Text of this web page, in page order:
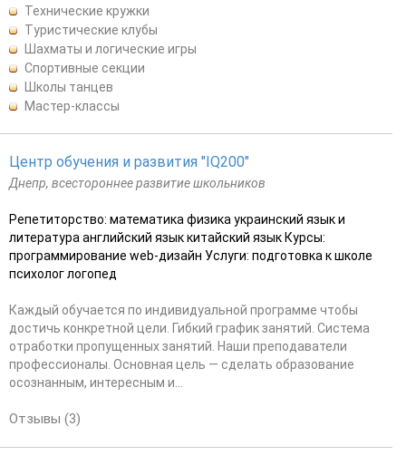
Технические кружки
Туристические клубы
Шахматы и логические игры
Спортивные секции
Школы танцев
Мастер-классы
Центр обучения и развития "IQ200"
Днепр, всестороннее развитие школьников
Репетиторство: математика физика украинский язык и
литература английский язык китайский язык Курсы:
программирование web-дизайн Услуги: подготовка к школе
психолог логопед
Каждый обучается по индивидуальной программе чтобы
достичь конкретной цели. Гибкий график занятий. Система
отработки пропущенных занятий. Наши преподаватели
профессионалы. Основная цель — сделать образование
осознанным, интересным и...
Отзывы (3)